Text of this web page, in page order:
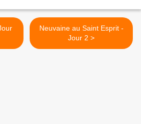
Neuvaine au Saint Esprit -
Jour 2 >